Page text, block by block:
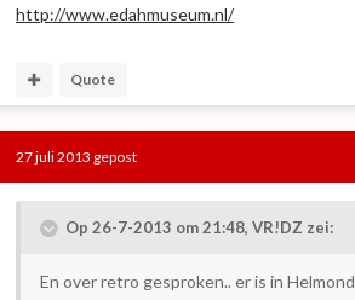
http://www.edahmuseum.nl/
Quote
27 juli 2013 gepost
Op 26-7-2013 om 21:48, VR!DZ zei:
En over retro gesproken.. er is in